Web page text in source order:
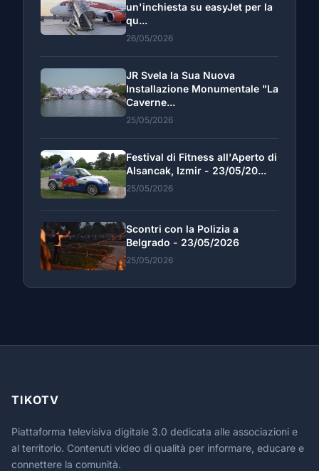
un'inchiesta su easyJet per la
qu...
26/05/2026
JR Svela la Sua Nuova
Installazione Monumentale "La
Caverne...
25/05/2026
Festival di Fitness all'Aperto di
Alsancak, Izmir - 23/05/20...
25/05/2026
Scontri con la Polizia a
Belgrado - 23/05/2026
25/05/2026
TIKOTV
Piattaforma televisiva digitale 3.0 dedicata alle associazioni e
al territorio. Contenuti video di qualità per informare, educare e
connettere la comunità.